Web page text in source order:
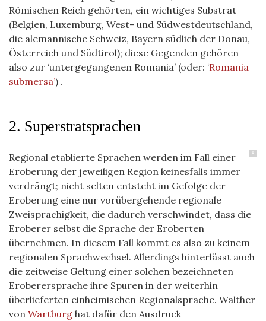
Römischen Reich gehörten, ein wichtiges Substrat
(Belgien, Luxemburg, West- und Südwestdeutschland,
die alemannische Schweiz, Bayern südlich der Donau,
Österreich und Südtirol); diese Gegenden gehören
also zur ‘untergegangenen Romania’ (oder: ‘Romania
submersa’) .
2. Superstratsprachen
8
Regional etablierte Sprachen werden im Fall einer
Eroberung der jeweiligen Region keinesfalls immer
verdrängt; nicht selten entsteht im Gefolge der
Eroberung eine nur vorübergehende regionale
Zweisprachigkeit, die dadurch verschwindet, dass die
Eroberer selbst die Sprache der Eroberten
übernehmen. In diesem Fall kommt es also zu keinem
regionalen Sprachwechsel. Allerdings hinterlässt auch
die zeitweise Geltung einer solchen bezeichneten
Eroberersprache ihre Spuren in der weiterhin
überlieferten einheimischen Regionalsprache. Walther
von Wartburg hat dafür den Ausdruck